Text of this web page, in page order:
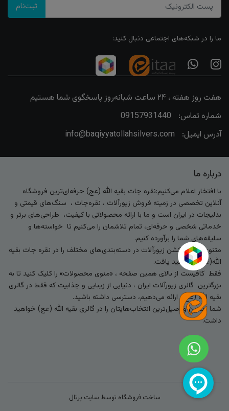
ثبت‌نام
ما را در شبکه‌های اجتماعی دنبال کنید:
هفت روز هفته ، ۲۴ ساعت شبانه‌روز پاسخگوی شما هستیم
شماره تماس:
09157931440
آدرس ایمیل:
info@baqiyyatollahsilvers.com
درباره ما
با افتخار اعلام می‌کنیم:نقره جات بقیه الله (عج) حرفه‌ای‌ترین فروشگاه
آنلاین تخصصی در زمینه فروش زیورآلات ، نقره‌جات ، سنگ‌های قیمتی و
بدلیجات در ایران است و ما با ارائه محصولاتی با کیفیت، طراحی‌های برتر و
خدماتی شخصی و حرفه‌ای، تمام تلاشمان را می‌کنیم تا خواسته‌ها و
سلیقه‌های شما را برآورده کنیم.
متنوع‌ترین کالکشن زیورآلات در دسته‌بندی‌های مختلف را در نقره جات بقیه
الله(عج) خواهید یافت.
فقط کافیست از بالای همین صفحه ، «منوی محصولات» را کلیک کنید تا به
بزرگترین گالری زیورآلات ایران ، دنیایی از زیبایی و جذابیت که فقط در گالری
بقیه الله (عج) ارائه می‌دهیم، دسترسی داشته باشید.
شما بهترین و اصیل‌ترین انتخاب‌هایتان را در گالری بقیه الله (عج) خواهید
داشت.
ساخت فروشگاه توسط سایت پرتال